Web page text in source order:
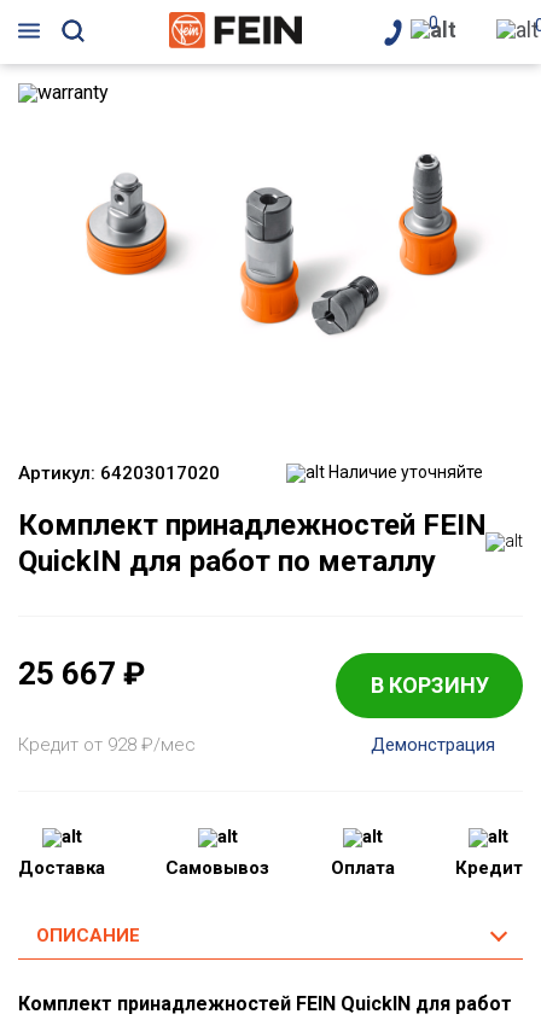
0
Артикул: 64203017020 Наличие уточняйте
Комплект принадлежностей FEIN
QuickIN для работ по металлу
25 667 ₽ В КОРЗИНУ
Кредит от 928 ₽/мес Демонстрация
Доставка Самовывоз Оплата Кредит
ОПИСАНИЕ
Комплект принадлежностей FEIN QuickIN для работ